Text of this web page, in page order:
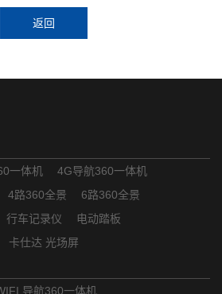
返回
一体机
4G导航360一体机
4路360全景
6路360全景
行车记录仪
电动踏板
卡仕达 光场屏
导航360一体机